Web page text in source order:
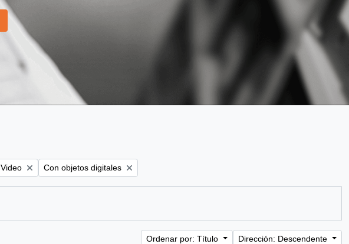
Remove filter:
Video Remove filter:
Con objetos digitales
Ordenar por: Título Dirección: Descendente